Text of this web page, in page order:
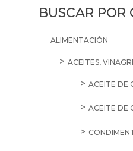
cantidad
BUSCAR POR
ALIMENTACIÓN
ACEITES,
ACEITE DE
ACEITE DE